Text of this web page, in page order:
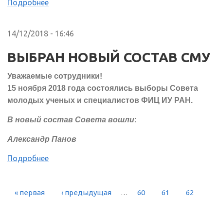
Подробнее
14/12/2018 - 16:46
ВЫБРАН НОВЫЙ СОСТАВ СМУ
Уважаемые сотрудники!
15 ноября 2018 года состоялись выборы Совета
молодых ученых и специалистов ФИЦ ИУ РАН.
В новый состав Совета вошли:
Александр Панов
Подробнее
« первая ‹ предыдущая … 60 61 62